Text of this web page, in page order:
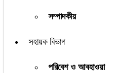
সম্পাদকীয়
সহায়ক বিভাগ
পরিবেশ ও আবহাওয়া